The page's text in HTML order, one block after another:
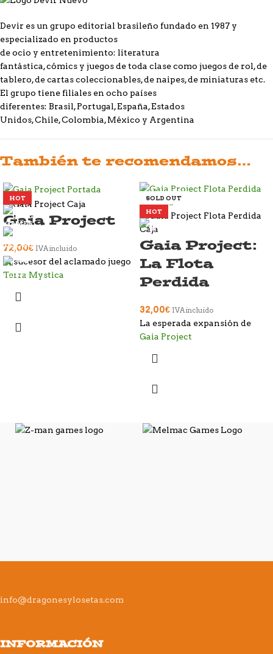
Devir es un grupo editorial brasileño fundado en 1987 y
especializado en productos
de ocio y entretenimiento: literatura
fantástica, cómics y juegos de toda clase como juegos de rol, de
tablero, de cartas coleccionables, de naipes, de miniaturas etc.
El grupo tiene filiales en ocho países
diferentes: Brasil, Portugal, España, Estados
Unidos, Chile, Colombia, México y Argentina
También te recomendamos…
HOT
Gaia Project
72,00€ IVA incluido
El sucesor del aclamado juego
Terra Mystica
SOLD OUT
HOT
Gaia Project:
La Flota
Perdida
32,00€ IVA incluido
La esperada expansión de
Gaia Project
info@dragonesylosetas.com
INFORMACIÓN